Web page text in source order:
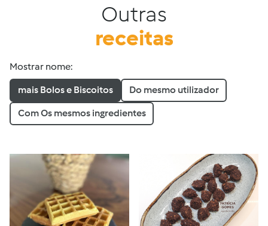
Outras
receitas
Mostrar nome:
mais Bolos e Biscoitos Do mesmo utilizador
Com Os mesmos ingredientes